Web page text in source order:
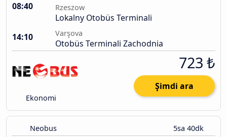
08:40 Rzeszow
Lokalny Otobüs Terminali
14:10
Varşova
Otobüs Terminali Zachodnia
Ekonomi
723 ₺
Şimdi ara
Neobus 5sa 40dk